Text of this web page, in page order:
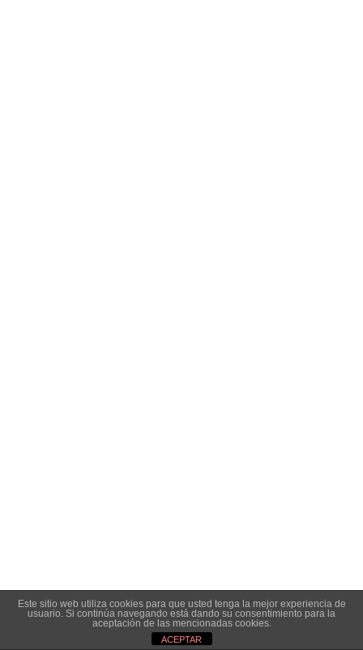
Este sitio web utiliza cookies para que usted tenga la mejor experiencia de
usuario. Si continúa navegando está dando su consentimiento para la
aceptación de las mencionadas cookies.
ACEPTAR